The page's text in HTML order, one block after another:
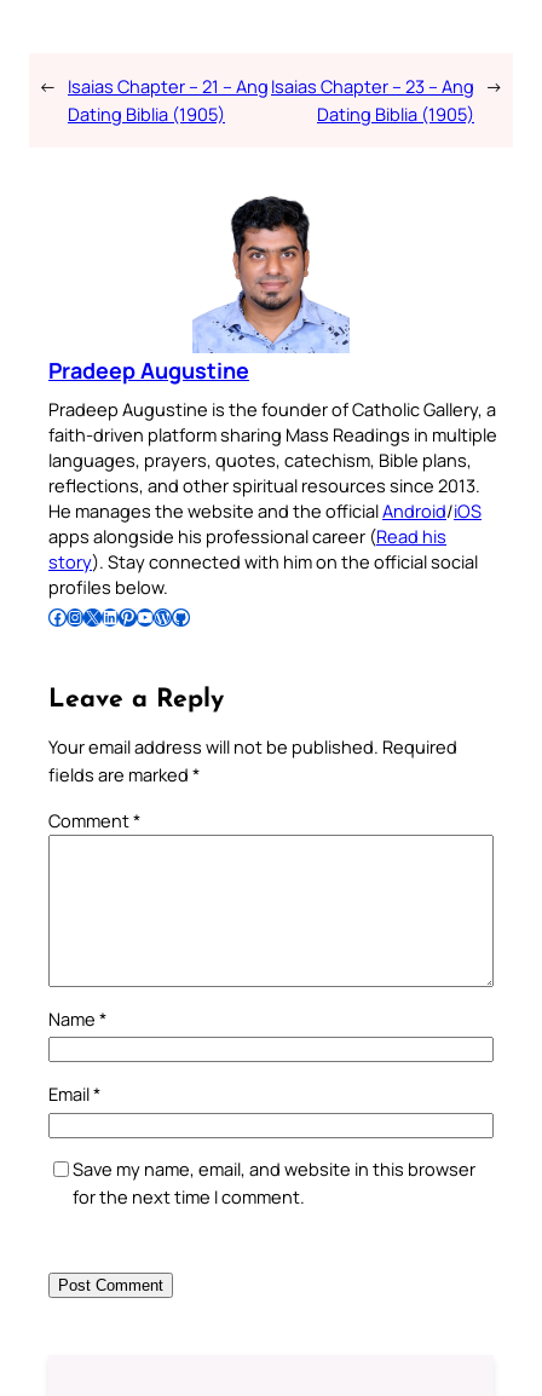
← Isaias Chapter – 21 – Ang
Dating Biblia (1905)
Isaias Chapter – 23 – Ang
Dating Biblia (1905)
→
Pradeep Augustine
Pradeep Augustine is the founder of Catholic Gallery, a
faith-driven platform sharing Mass Readings in multiple
languages, prayers, quotes, catechism, Bible plans,
reflections, and other spiritual resources since 2013.
He manages the website and the officialAndroid/iOS
apps alongside his professional career (Read his
story). Stay connected with him on the official social
profiles below.
Follow Pradeep on Facebook Follow Pradeep on InstagramFollow Pradeep on X Follow Pradeep on LinkedIn Follow Pradeep on Pinterest Subscribe to Pradeep’s Youtube Channel Follow Pradeep on WordPress Follow Pradeep on GitHub
Leave a Reply
Your email address will not be published. Required
fields are marked *
Comment*
Name *
Email*
Save my name, email, and website in this browser
for the next time I comment.